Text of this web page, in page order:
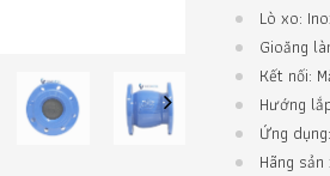
Next
Lò xo:
Gioăng
Kết nối:
Hướng
Ứng
Hãng